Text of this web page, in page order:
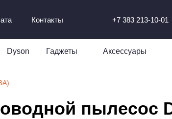
Контакты +7 383 213-10-01
Dyson Гаджеты Аксессуары
пылесос